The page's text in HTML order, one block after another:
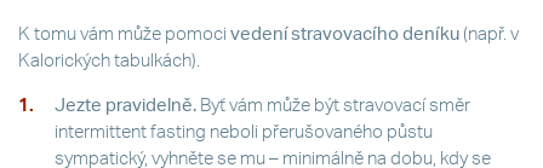
K tomu vám může pomoci vedení stravovacího deníku (např. v
Kalorických tabulkách).
Jezte pravidelně. Byť vám může být stravovací směr
intermittent fasting neboli přerušovaného půstu
sympatický, vyhněte se mu – minimálně na dobu, kdy se